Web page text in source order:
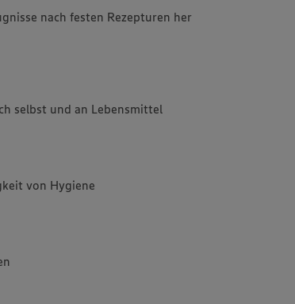
nach festen Rezepturen her
selbst und an Lebensmittel
von Hygiene